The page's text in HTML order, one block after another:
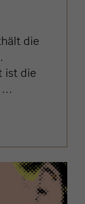
die
ist die